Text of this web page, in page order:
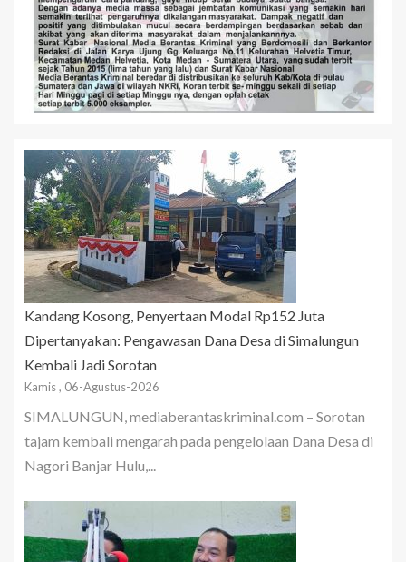
Kandang Kosong, Penyertaan Modal Rp152 Juta
Dipertanyakan: Pengawasan Dana Desa di Simalungun
Kembali Jadi Sorotan
Kamis , 06-Agustus-2026
SIMALUNGUN, mediaberantaskriminal.com – Sorotan
tajam kembali mengarah pada pengelolaan Dana Desa di
Nagori Banjar Hulu,...